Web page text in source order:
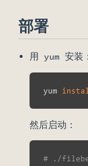
部署
用 yum 安装：
yum
然后启动：
# ./